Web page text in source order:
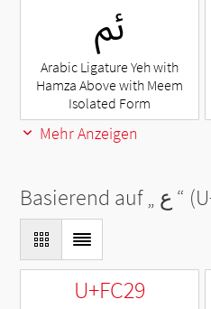
ﰂ
Arabic Ligature Yeh with
Hamza Above with Meem
Isolated Form
Mehr Anzeigen
Basierend auf „ ع “
U+FC29